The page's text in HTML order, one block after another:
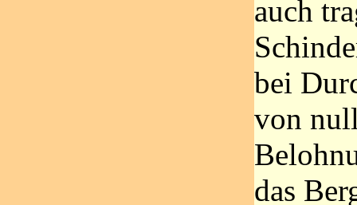
auch
bei
von
das